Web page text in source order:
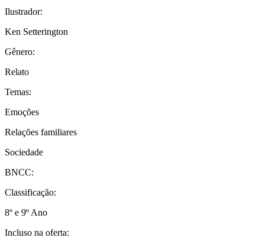
Ilustrador:
Ken Setterington
Gênero:
Relato
Temas:
Emoções
Relações familiares
Sociedade
BNCC:
Classificação:
8º e 9º Ano
Incluso na oferta: